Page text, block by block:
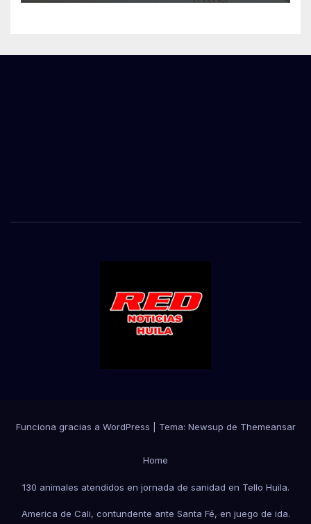
Funciona gracias a WordPress Tema: Newsup de Themeansar
Home
130 animales atendidos en jornada de sanidad en Tello Huila.
America de Cali, contundente ante Santa Fé, en juego de ida.